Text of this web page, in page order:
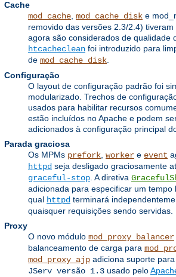
Cache
mod_cache mod_cache_disk e
removido das versões 2.3/2.4)
agora são considerados de qualidade
htcacheclean foi introduzido para
de mod_cache_disk
Configuração
O layout de configuração padrão foi
modularizado. Trechos de
usados ​​para habilitar recursos
estão incluídos no Apache e podem
adicionados à configuração principal
Parada graciosa
Os MPMs prefork worker e event
httpd seja desligado graciosamente
graceful-stop . A diretiva
adicionada para especificar um tempo
qual httpd terminará
quaisquer requisições sendo servidas.
Proxy
O novo módulo mod_proxy_balancer
balanceamento de carga para
mod_proxy_ajp adiciona suporte
JServ versão 1.3 usado pelo